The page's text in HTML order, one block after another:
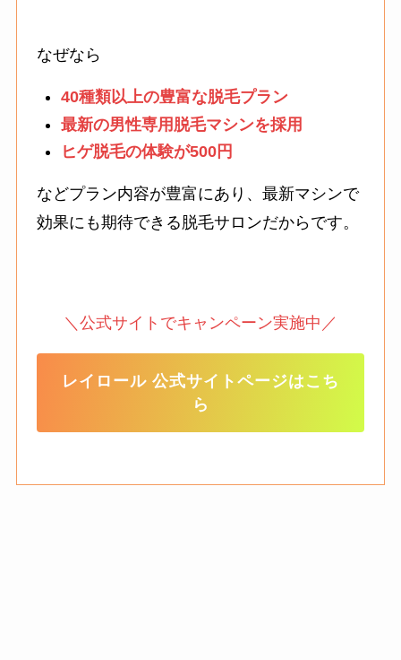
なぜなら
40種類以上の豊富な脱毛プラン
最新の男性専用脱毛マシンを採用
ヒゲ脱毛の体験が500円
などプラン内容が豊富にあり、最新マシンで
効果にも期待できる脱毛サロンだからです。
＼公式サイトでキャンペーン実施中／
レイロール 公式サイトページはこち
ら